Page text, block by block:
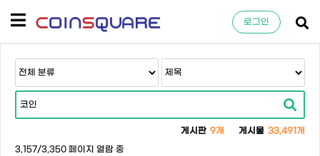
로그인
게시판 9개 게시물 33,491개
3,157/3,350 페이지 열람 중